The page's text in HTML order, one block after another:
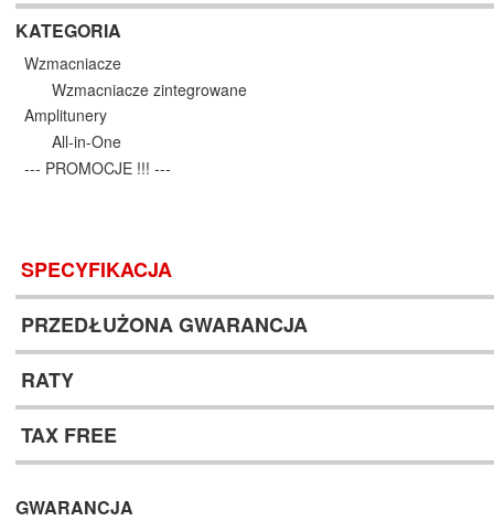
KATEGORIA
Wzmacniacze
Wzmacniacze zintegrowane
Amplitunery
All-in-One
--- PROMOCJE !!! ---
SPECYFIKACJA
PRZEDŁUŻONA GWARANCJA
RATY
TAX FREE
GWARANCJA